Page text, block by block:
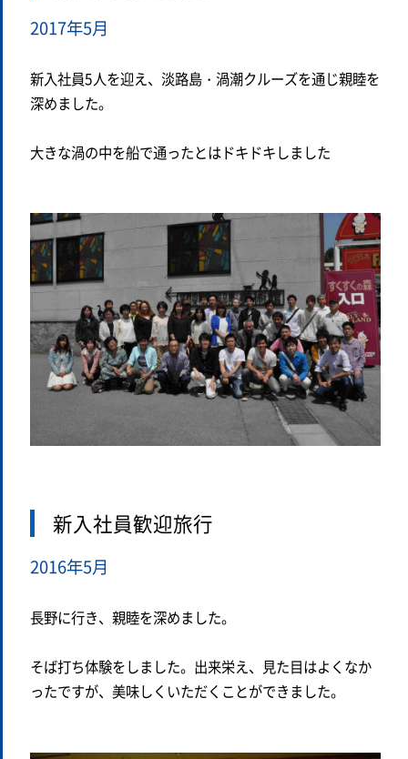
2017年5月
新入社員5人を迎え、淡路島・渦潮クルーズを通じ親睦を
深めました。
大きな渦の中を船で通ったとはドキドキしました
新入社員歓迎旅行
2016年5月
長野に行き、親睦を深めました。
そば打ち体験をしました。出来栄え、見た目はよくなか
ったですが、美味しくいただくことができました。